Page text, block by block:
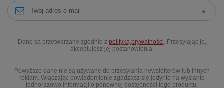
Dane są przetwarzane zgodnie z polityką prywatności . Przesyłając je,
akceptujesz jej postanowienia.
Powyższe dane nie są używane do przesyłania newsletterów lub innych
reklam. Włączając powiadomienie zgadzasz się jedynie na wysłanie
jednorazowo informacji o ponownej dostępności tego produktu.